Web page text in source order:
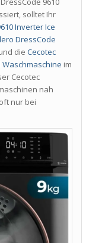
solltet Ihr
Inverter Ice
DressCode
die Cecotec
im
Cecotec
nah
nur bei